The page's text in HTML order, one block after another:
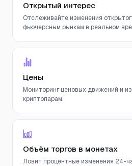
Открытый интерес
Отслеживайте изменения
фьючерсным рынкам в реальном
Цены
Мониторинг ценовых движений и
криптопарам.
Объём торгов в монетах
Ловит процентные изменения 24-